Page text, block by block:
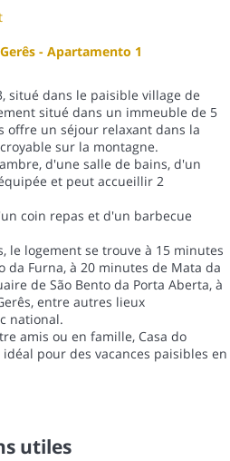
- Apartamento 1
situé dans le paisible village de
situé dans un immeuble de 5
offre un séjour relaxant dans la
sur la montagne.
d'une salle de bains, d'un
et peut accueillir 2
coin repas et d'un barbecue
le logement se trouve à 15 minutes
da Furna, à 20 minutes de Mata da
de São Bento da Porta Aberta, à
entre autres lieux
national.
amis ou en famille, Casa do
pour des vacances paisibles en
utiles